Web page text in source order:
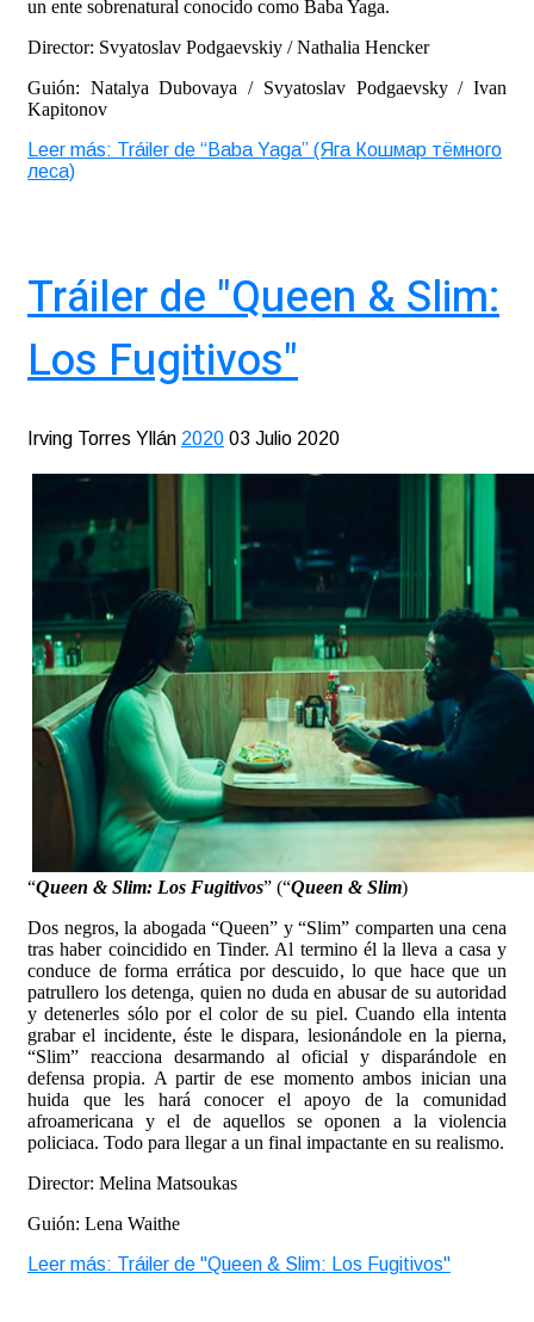
un ente sobrenatural conocido como Baba Yaga.
Director: Svyatoslav Podgaevskiy / Nathalia Hencker
Guión: Natalya Dubovaya / Svyatoslav Podgaevsky / Ivan
Kapitonov
Leer más: Tráiler de “Baba Yaga” (Яга Кошмар тёмного
леса)
Tráiler de "Queen & Slim:
Los Fugitivos"
Irving Torres Yllán 2020 03 Julio 2020
“Queen & Slim: Los Fugitivos” (“Queen & Slim)
Dos negros, la abogada “Queen” y “Slim” comparten una cena
tras haber coincidido en Tinder. Al termino él la lleva a casa y
conduce de forma errática por descuido, lo que hace que un
patrullero los detenga, quien no duda en abusar de su autoridad
y detenerles sólo por el color de su piel. Cuando ella intenta
grabar el incidente, éste le dispara, lesionándole en la pierna,
“Slim” reacciona desarmando al oficial y disparándole en
defensa propia. A partir de ese momento ambos inician una
huida que les hará conocer el apoyo de la comunidad
afroamericana y el de aquellos se oponen a la violencia
policiaca. Todo para llegar a un final impactante en su realismo.
Director: Melina Matsoukas
Guión: Lena Waithe
Leer más: Tráiler de "Queen & Slim: Los Fugitivos"